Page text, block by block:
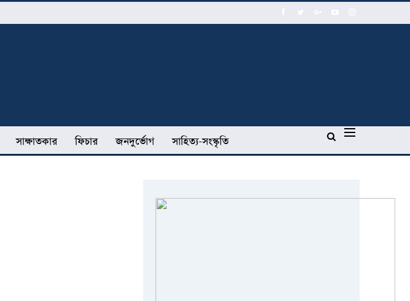
সাক্ষাতকার ফিচার জনদুর্ভোগ সাহিত্য-সংস্কৃতি